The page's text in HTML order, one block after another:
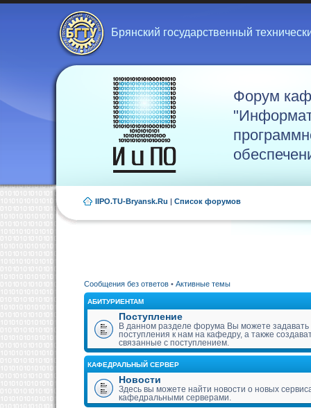
Брянский государственный
Форум
IIPO.TU-Bryansk.Ru | Список форумов
Сообщения без ответов • Активные темы
АБИТУРИЕНТАМ
Поступление
В данном разделе форума Вы можете
поступления к нам на кафедру, а также
связанные с поступлением.
КАФЕДРАЛЬНЫЙ СЕРВЕР
Новости
Здесь вы можете найти новости о новых
кафедральными серверами.